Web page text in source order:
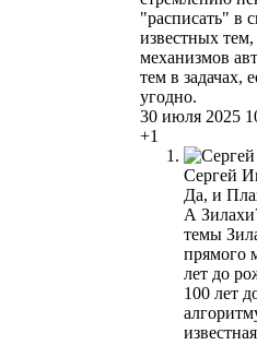
"расписать" в
известных
механизмов
тем в задачах,
угодно.
30 июля 2025
+1
Сергей
Да, и
А
темы
прямого
лет до
100 лет